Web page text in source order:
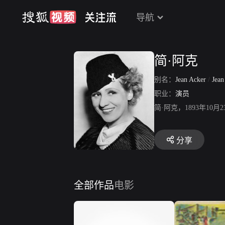
导航
简·阿克
别名： Jean Acker /
职业： 演员
简·阿克，1893年10
分享
全部作品电影